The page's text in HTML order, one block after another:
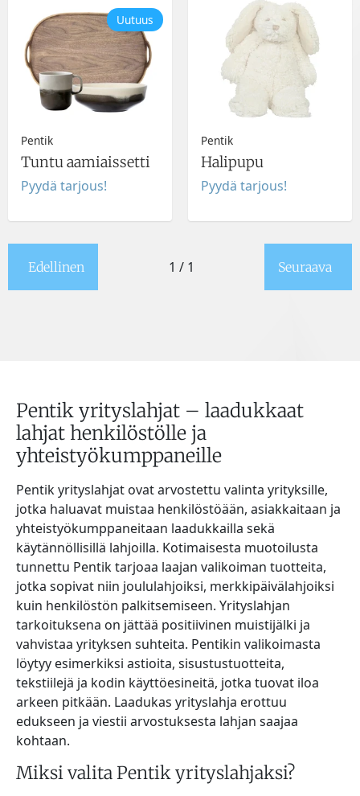
Uutuus
Pentik
Tuntu aamiaissetti
Pyydä tarjous!
Pentik
Halipupu
Pyydä tarjous!
Edellinen 1 / 1 Seuraava
Pentik yrityslahjat – laadukkaat
lahjat henkilöstölle ja
yhteistyökumppaneille
Pentik yrityslahjat ovat arvostettu valinta yrityksille,
jotka haluavat muistaa henkilöstöään, asiakkaitaan ja
yhteistyökumppaneitaan laadukkailla sekä
käytännöllisillä lahjoilla. Kotimaisesta muotoilusta
tunnettu Pentik tarjoaa laajan valikoiman tuotteita,
jotka sopivat niin joululahjoiksi, merkkipäivälahjoiksi
kuin henkilöstön palkitsemiseen. Yrityslahjan
tarkoituksena on jättää positiivinen muistijälki ja
vahvistaa yrityksen suhteita. Pentikin valikoimasta
löytyy esimerkiksi astioita, sisustustuotteita,
tekstiilejä ja kodin käyttöesineitä, jotka tuovat iloa
arkeen pitkään. Laadukas yrityslahja erottuu
edukseen ja viestii arvostuksesta lahjan saajaa
kohtaan.
Miksi valita Pentik yrityslahjaksi?